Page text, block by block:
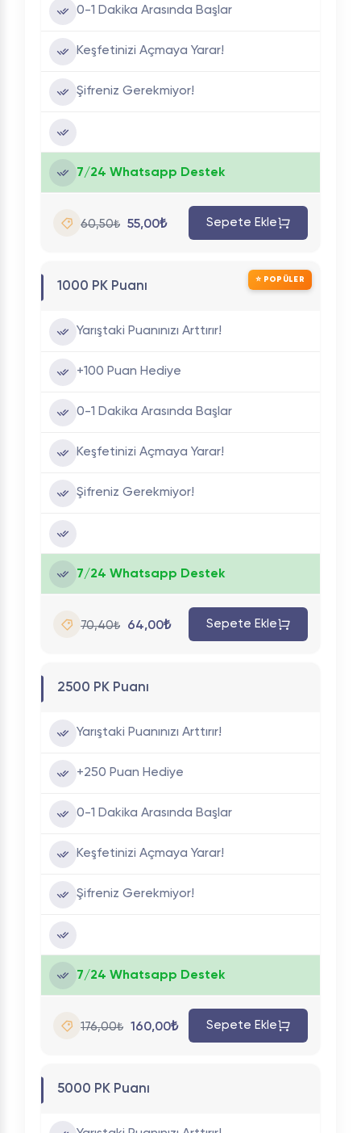
0-1 Dakika Arasında Başlar
Keşfetinizi Açmaya Yarar!
Şifreniz Gerekmiyor!
7/24 Whatsapp Destek
60,50₺ 55,00₺ Sepete Ekle
⭐ POPÜLER
1000 PK Puanı
Yarıştaki Puanınızı Arttırır!
+100 Puan Hediye
0-1 Dakika Arasında Başlar
Keşfetinizi Açmaya Yarar!
Şifreniz Gerekmiyor!
7/24 Whatsapp Destek
70,40₺ 64,00₺ Sepete Ekle
2500 PK Puanı
Yarıştaki Puanınızı Arttırır!
+250 Puan Hediye
0-1 Dakika Arasında Başlar
Keşfetinizi Açmaya Yarar!
Şifreniz Gerekmiyor!
7/24 Whatsapp Destek
176,00₺ 160,00₺ Sepete Ekle
5000 PK Puanı